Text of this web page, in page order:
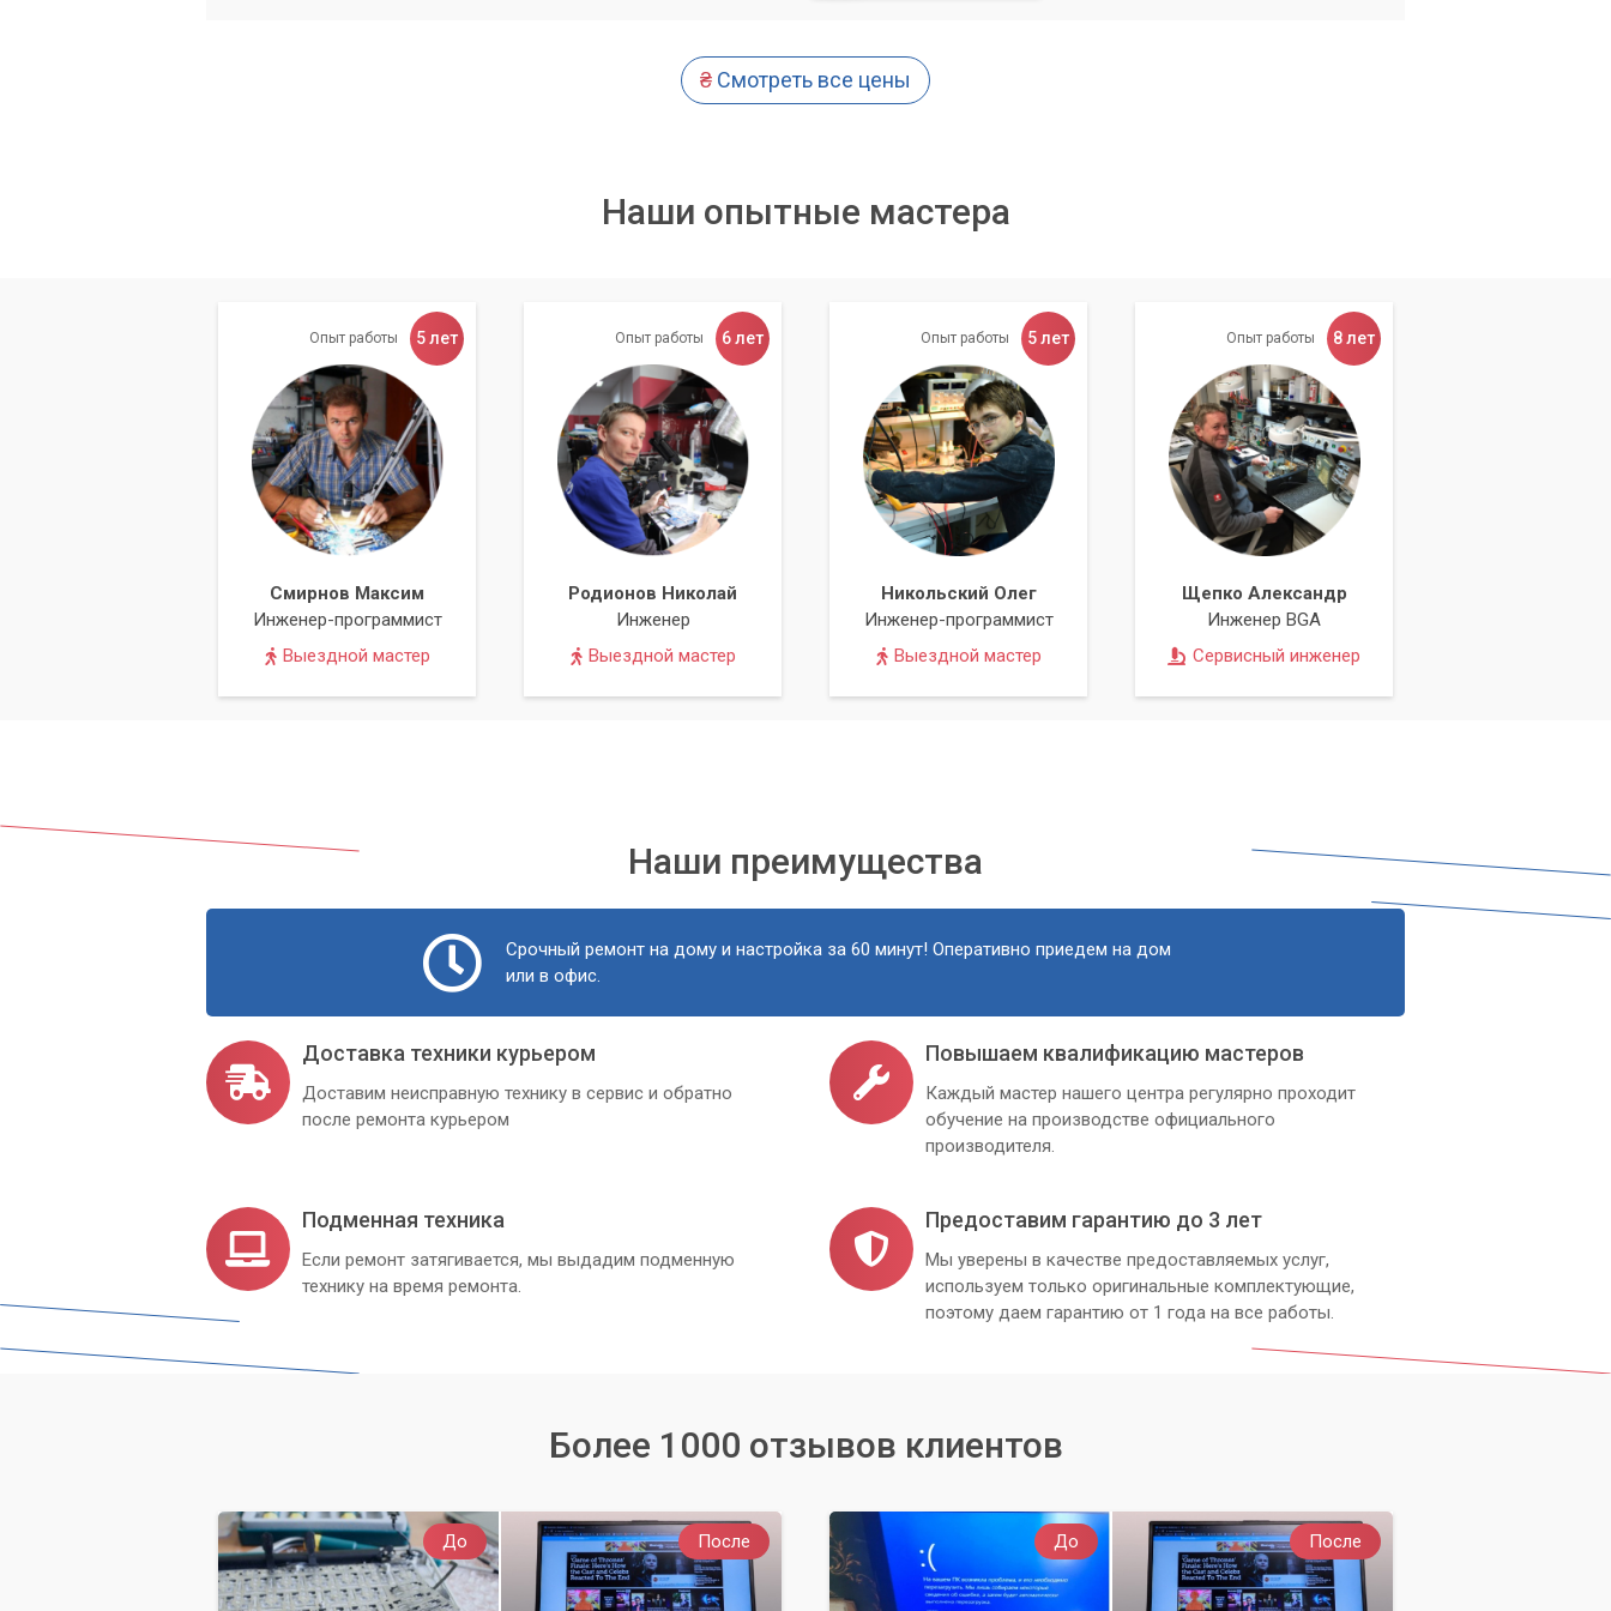
₴ Смотреть все цены
Наши опытные мастера
Опыт работы 5 лет
Смирнов Максим
Инженер-программист
Выездной мастер
Опыт работы 6 лет
Родионов Николай
Инженер
Выездной мастер
Опыт работы 5 лет
Никольский Олег
Инженер-программист
Выездной мастер
Опыт работы 8 лет
Щепко Александр
Инженер BGA
Сервисный инженер
Наши преимущества
Срочный ремонт на дому и настройка за 60 минут! Оперативно приедем на дом
или в офис.
Доставка техники курьером
Доставим неисправную технику в сервис и обратно
после ремонта курьером
Повышаем квалификацию мастеров
Каждый мастер нашего центра регулярно проходит
обучение на производстве официального
производителя.
Подменная техника
Если ремонт затягивается, мы выдадим подменную
технику на время ремонта.
Предоставим гарантию до 3 лет
Мы уверены в качестве предоставляемых услуг,
используем только оригинальные комплектующие,
поэтому даем гарантию от 1 года на все работы.
Более 1000 отзывов клиентов
До После До После